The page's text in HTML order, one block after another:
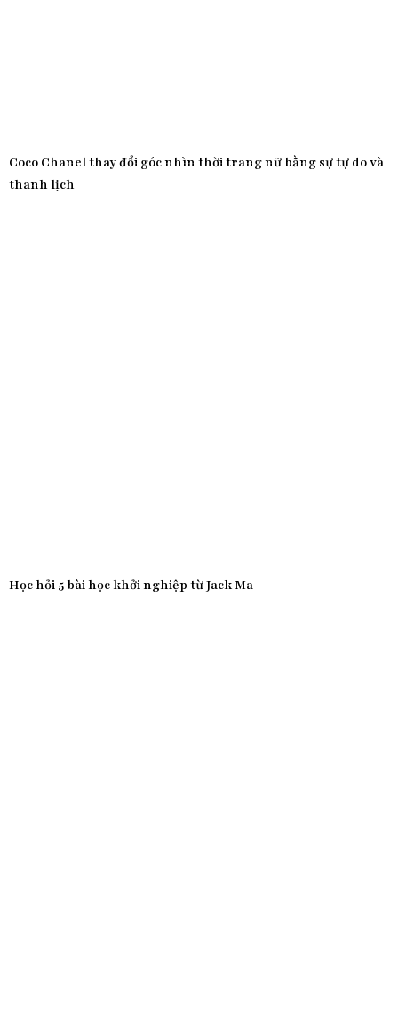
Coco Chanel thay đổi góc nhìn thời trang nữ bằng sự tự do và
thanh lịch
Học hỏi 5 bài học khởi nghiệp từ Jack Ma